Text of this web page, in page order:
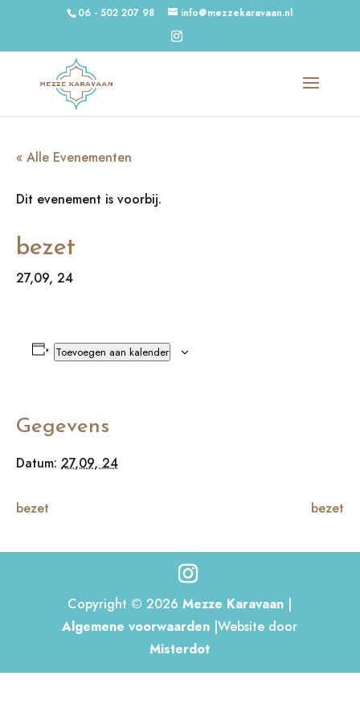
06 - 502 207 98 info@mezzekaravaan.nl
« Alle Evenementen
Dit evenement is voorbij.
bezet
27,09, 24
Toevoegen aan kalender
Gegevens
Datum: 27,09, 24
bezet bezet
Copyright © 2026Mezze Karavaan |
Algemene voorwaarden |Website door
Misterdot